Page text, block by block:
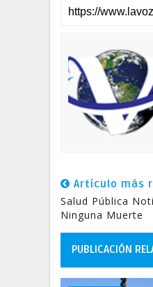
Artículo más
Salud Pública
Ninguna Muerte
PUBLICACIÓN